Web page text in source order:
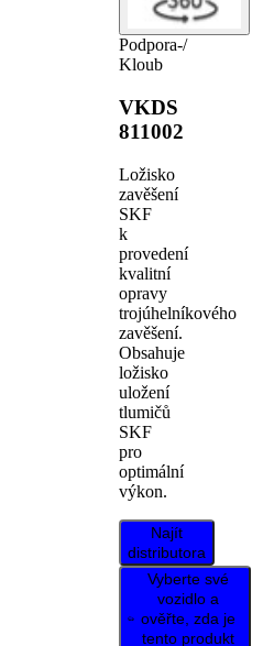
Podpora-/
Kloub
VKDS
811002
Ložisko
zavěšení
SKF
k
provedení
kvalitní
opravy
trojúhelníkového
zavěšení.
Obsahuje
ložisko
uložení
tlumičů
SKF
pro
optimální
výkon.
Najít
distributora
Vyberte své
vozidlo a
ověřte, zda je
tento produkt